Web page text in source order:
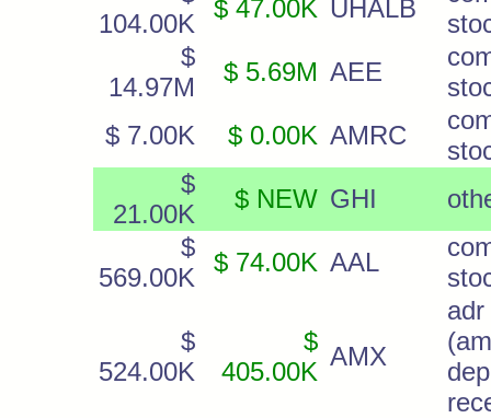
104.00K
$ 47.00K UHALB
$
14.97M
$ 5.69M AEE
$ 7.00K
$ 0.00K AMRC
$
21.00K
$ NEW GHI
$
569.00K
$ 74.00K AAL
$
524.00K
$
405.00K
AMX
adr